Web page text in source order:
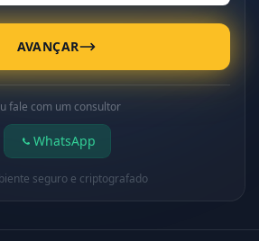
AVANÇAR
fale com um consultor
WhatsApp
seguro e criptografado